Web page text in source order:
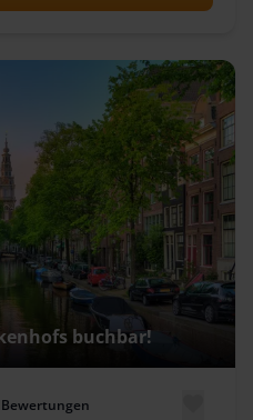
buchbar!
Bewertungen